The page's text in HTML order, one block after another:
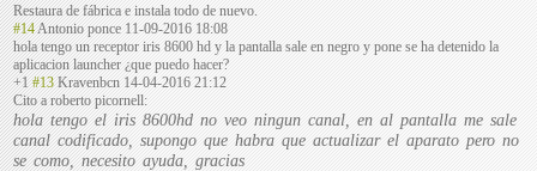
Restaura de fábrica e instala todo de nuevo.
#14Antonio ponce 11-09-2016 18:08
hola tengo un receptor iris 8600 hd y la pantalla sale en negro y pone se ha detenido la
aplicacion launcher ¿que puedo hacer?
+1 #13 Kravenbcn 14-04-2016 21:12
Cito a roberto picornell:
hola tengo el iris 8600hd no veo ningun canal, en al pantalla me sale
canal codificado, supongo que habra que actualizar el aparato pero no
se como, necesito ayuda, gracias